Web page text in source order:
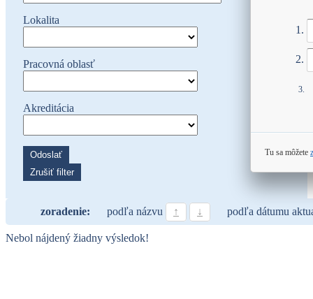
Tu sa môžete
Lokalita
Pracovná oblasť
Akreditácia
Odoslať
Zrušiť filter
zoradenie: podľa názvu ↑ ↓ podľa dátumu
Nebol nájdený žiadny výsledok!